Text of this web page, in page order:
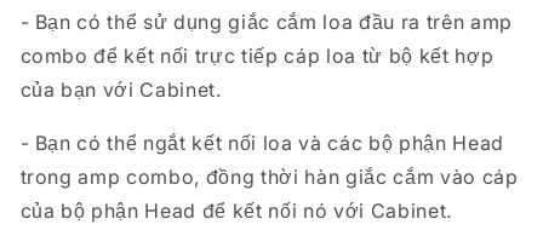
- Bạn có thể sử dụng giắc cắm loa đầu ra trên amp
combo để kết nối trực tiếp cáp loa từ bộ kết hợp
của bạn với Cabinet.
- Bạn có thể ngắt kết nối loa và các bộ phận Head
trong amp combo, đồng thời hàn giắc cắm vào cáp
của bộ phận Head để kết nối nó với Cabinet.